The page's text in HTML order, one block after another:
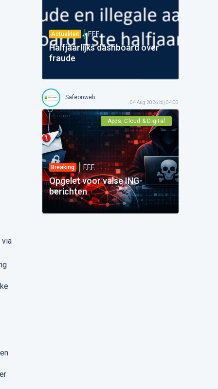
Actualiteit F.F.F.
Halfjaarlijks dashboard over
fraude
Safeonweb
04 Aug 2026 bij 04:00
Apps, Cloud & Digital
Breaking F.F.F.
Opgelet voor valse ING-
berichten